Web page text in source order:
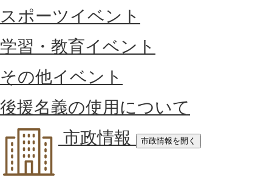
スポーツイベント
学習・教育イベント
その他イベント
後援名義の使用について
市政情報
市政情報を開く